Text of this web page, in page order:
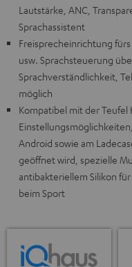
Lautstärke, ANC,
Sprachassistent
Freisprecheinrichtung
usw. Sprachsteuerung
Sprachverständlichkeit,
möglich
Kompatibel mit der
Android sowie am
geöffnet wird, spezielle
antibakteriellem Silikon
beim Sport